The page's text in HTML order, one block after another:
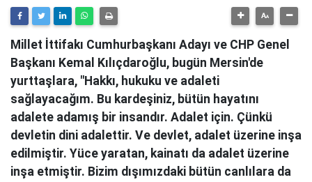
Millet İttifakı Cumhurbaşkanı Adayı ve CHP Genel
Başkanı Kemal Kılıçdaroğlu, bugün Mersin'de
yurttaşlara, "Hakkı, hukuku ve adaleti
sağlayacağım. Bu kardeşiniz, bütün hayatını
adalete adamış bir insandır. Adalet için. Çünkü
devletin dini adalettir. Ve devlet, adalet üzerine inşa
edilmiştir. Yüce yaratan, kainatı da adalet üzerine
inşa etmiştir. Bizim dışımızdaki bütün canlılara da